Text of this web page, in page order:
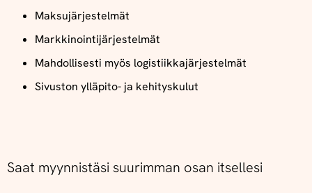
Maksujärjestelmät
Markkinointijärjestelmät
Mahdollisesti myös logistiikkajärjestelmät
Sivuston ylläpito- ja kehityskulut
Saat myynnistäsi suurimman osan itsellesi